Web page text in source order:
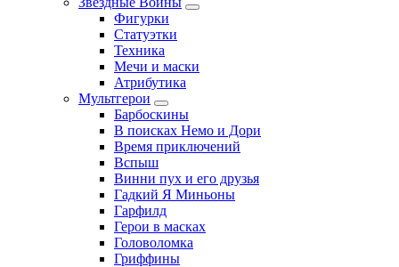
Фигурки
Статуэтки
Техника
Мечи и маски
Атрибутика
Мультгерои
Барбоскины
В поисках Немо и Дори
Время приключений
Вспыш
Винни пух и его друзья
Гадкий Я Миньоны
Гарфилд
Герои в масках
Головоломка
Гриффины